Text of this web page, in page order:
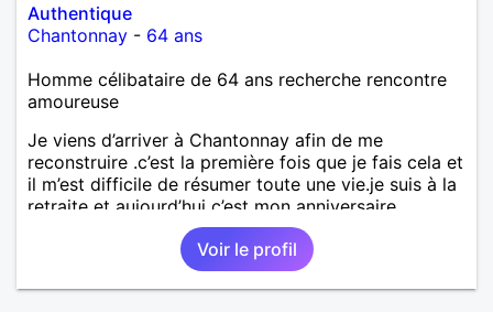
Authentique
Chantonnay - 64 ans
Homme célibataire de 64 ans recherche rencontre
amoureuse
Je viens d’arriver à Chantonnay afin de me
reconstruire .c’est la première fois que je fais cela et
il m’est difficile de résumer toute une vie.je suis à la
retraite et aujourd’hui c’est mon anniversaire
!J’aimerais rencontrer quelqu’un qui partage les
mêmes valeurs qui font de quelqu’un un être humain
Voir le profil